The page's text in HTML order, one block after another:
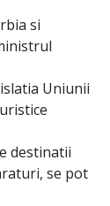
si
Uniunii
destinatii
se pot